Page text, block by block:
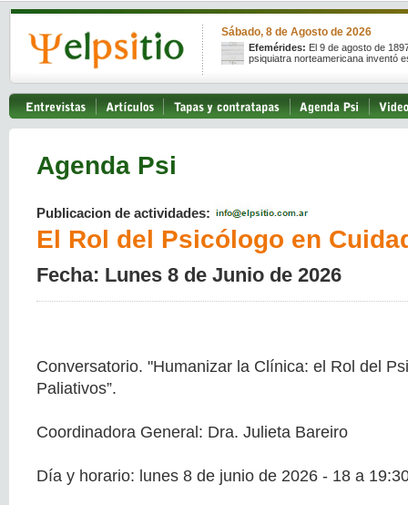
Sábado, 8 de Agosto de 2026
Efemérides: El 9 de agosto de
psiquiatra norteamericana inventó
Agenda Psi
Publicacion de actividades:
El Rol del Psicólogo en
Fecha: Lunes 8 de Junio de 2026
Conversatorio. "Humanizar la Clínica: el Rol del
Paliativos”.
Coordinadora General: Dra. Julieta Bareiro
Día y horario: lunes 8 de junio de 2026 - 18 a